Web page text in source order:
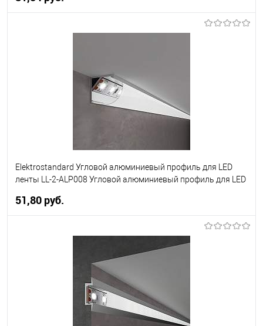
В корзину
Elektrostandard Угловой алюминиевый профиль для LED
ленты LL-2-ALP008 Угловой алюминиевый профиль для LED
51,80 pуб.
В корзину